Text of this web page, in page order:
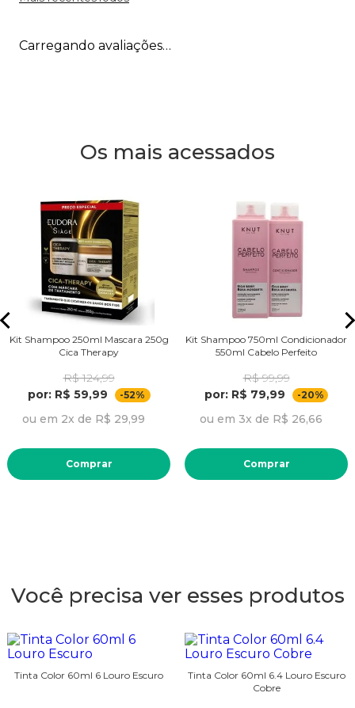
Carregando avaliações…
Os mais acessados
Kit Shampoo 250ml Mascara 250g
Cica Therapy
R$ 124,99
por: R$ 59,99
-52%
ou em 2x de R$ 29,99
Comprar
Kit Shampoo 750ml Condicionador
550ml Cabelo Perfeito
R$ 99,99
por: R$ 79,99
-20%
ou em 3x de R$ 26,66
Comprar
Você precisa ver esses produtos
Tinta Color 60ml 6 Louro Escuro
Tinta Color 60ml 6.4 Louro Escuro
Cobre